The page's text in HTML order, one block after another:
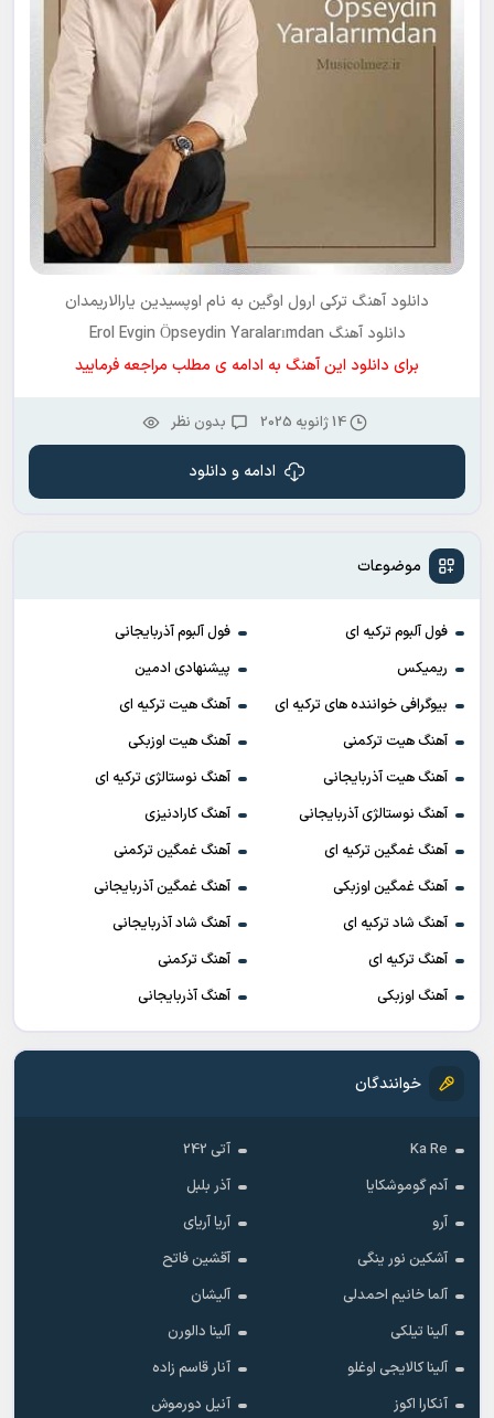
موضوعات
فول آلبوم ترکیه ای
فول آلبوم آذربایجانی
ریمیکس
پیشنهادی ادمین
بیوگرافی خواننده های ترکیه ای
آهنگ هیت ترکیه ای
آهنگ هیت ترکمنی
آهنگ هیت اوزبکی
آهنگ هیت آذربایجانی
آهنگ نوستالژی ترکیه ای
آهنگ نوستالژی آذربایجانی
آهنگ کارادنیزی
آهنگ غمگین ترکیه ای
آهنگ غمگین ترکمنی
آهنگ غمگین اوزبکی
آهنگ غمگین آذربایجانی
آهنگ شاد ترکیه ای
آهنگ شاد آذربایجانی
آهنگ ترکیه ای
آهنگ ترکمنی
آهنگ اوزبکی
آهنگ آذربایجانی
خوانندگان
Ka Re
آتی 242
آدم گوموشکایا
آذر بلبل
آرو
آریا آریای
آشکین نور ینگی
آقشین فاتح
آلما خانیم احمدلی
آلیشان
آلینا تیلکی
آلینا دالورن
آلینا کالایجی اوغلو
آنار قاسم زاده
آنکارا اکوز
آنیل دورموش
دانلود آهنگ ترکی ارول اوگین به نام اوپسیدین یارالاریمدان
دانلود آهنگ Erol Evgin Öpseydin Yaralarımdan
برای دانلود این آهنگ به ادامه ی مطلب مراجعه فرمایید
14 ژانویه 2025 بدون نظر
ادامه و دانلود